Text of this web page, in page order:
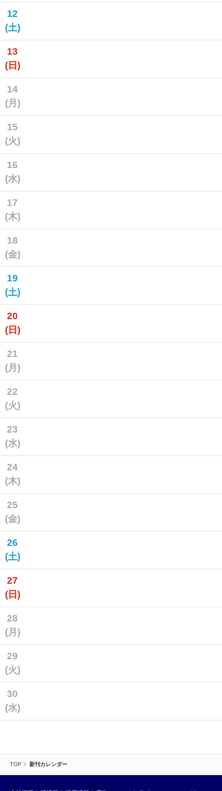
TOP 新刊カレンダー
12
(土)
13
(日)
14
(月)
15
(火)
16
(水)
17
(木)
18
(金)
19
(土)
20
(日)
21
(月)
22
(火)
23
(水)
24
(木)
25
(金)
26
(土)
27
(日)
28
(月)
29
(火)
30
(水)